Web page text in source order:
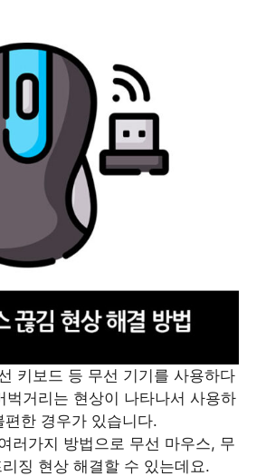
키보드 등 무선 기기를 사용하다
벅거리는 현상이 나타나서 사용하
편한 경우가 있습니다.
러가지 방법으로 무선 마우스, 무
징 현상 해결할 수 있는데요.